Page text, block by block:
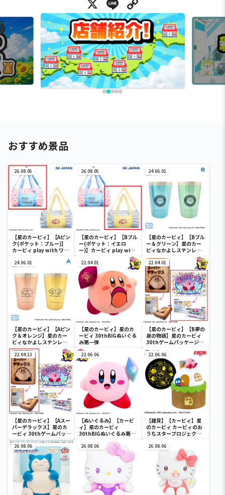
おすすめ景品
26.08.05
【星のカービィ】【Aピン
ク(ポケット：ブルー)】
カービィ play with ワド
26.08.05
【星のカービィ】【Bブル
ー(ポケット：イエロ
ー)】カービィ play with
ワドルディ ボストンバッ
グ
24.06.01
【星のカービィ】【Bブル
ー＆グリーン】星のカー
ビィなかよしステンレス
ペアタンブラー
24.06.01
【星のカービィ】【Aピン
ク＆オレンジ】星のカー
ビィなかよしステンレス
ペアタンブラー
22.04.01
【星のカービィ】星のカ
ービィ 30thBIGぬいぐる
み第一弾
22.04.01
【星のカービィ】【B夢の
泉の物語】星のカービィ
30thゲームパッケージク
ッション
22.04.13
【星のカービィ】【Aスー
パーデラックス】星のカ
ービィ 30thゲームパッケ
ージクッション
22.06.06
【ぬいぐるみ】【カービ
ィ】星のカービィ
30thBIGぬいぐるみ第二
22.06.06
【雑貨】【カービィ】星
のカービィ カービィのお
うちスタープロジェクタ
26.08.06 26.08.06 26.08.06